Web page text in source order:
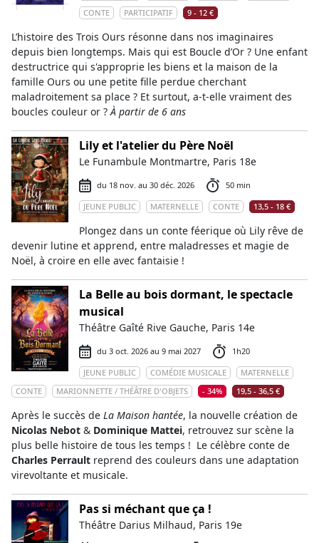
CONTE
PARTICIPATIF 9 - 12 €
L’histoire des Trois Ours résonne dans nos imaginaires
depuis bien longtemps. Mais qui est Boucle d’Or ? Une enfant
destructrice qui s'approprie les biens et la maison de la
famille Ours ou une petite fille perdue cherchant
maladroitement sa place ? Et surtout, a-t-elle vraiment des
boucles couleur or ?À partir de 6 ans
Lily et l'atelier du Père Noël
Le Funambule Montmartre, Paris 18e
du 18 nov. au 30 déc. 2026
50 min
JEUNE PUBLIC
MATERNELLE CONTE 13,5 - 18 €
Plongez dans un conte féerique où Lily rêve de
devenir lutine et apprend, entre maladresses et magie de
Noël, à croire en elle avec fantaisie !
La Belle au bois dormant, le spectacle
musical
Théâtre Gaîté Rive Gauche, Paris 14e
du 3 oct. 2026 au 9 mai 2027
1h20
JEUNE PUBLIC
COMÉDIE MUSICALE
MATERNELLE
CONTE
MARIONNETTE / THÉÂTRE D'OBJETS - 34% 19,5 - 36,5 €
Après le succès de La Maison hantée, la nouvelle création de
Nicolas Nebot & Dominique Mattei, retrouvez sur scène la
plus belle histoire de tous les temps ! Le célèbre conte de
Charles Perrault reprend des couleurs dans une adaptation
virevoltante et musicale.
Pas si méchant que ça !
Théâtre Darius Milhaud, Paris 19e